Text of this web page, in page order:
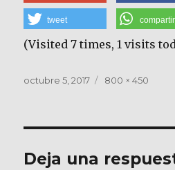
tweet compartir
(Visited 7 times, 1 visits
Publicado
octubre 5, 2017
Tamaño
800 × 450
Deja una